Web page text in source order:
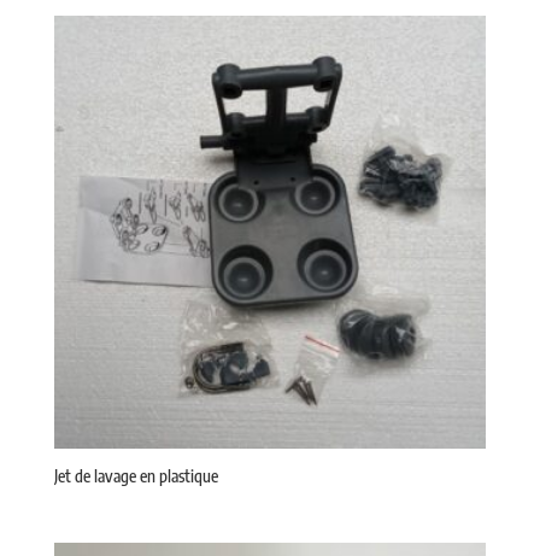
Jet de lavage en plastique